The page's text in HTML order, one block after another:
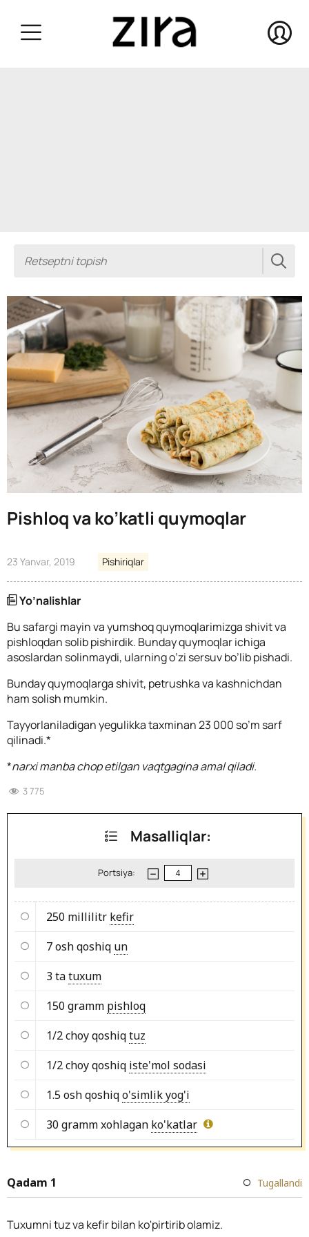
Pishloq va ko’katli quymoqlar
23 Yanvar, 2019 Pishiriqlar
Yo’nalishlar
Bu safargi mayin va yumshoq quymoqlarimizga shivit va
pishloqdan solib pishirdik. Bunday quymoqlar ichiga
asoslardan solinmaydi, ularning o’zi sersuv bo’lib pishadi.
Bunday quymoqlarga shivit, petrushka va kashnichdan
ham solish mumkin.
Tayyorlaniladigan yegulikka taxminan 23 000 so’m sarf
qilinadi.*
*narxi manba chop etilgan vaqtgagina amal qiladi.
3 775
Masalliqlar:
Portsiya:
250 millilitr kefir
7 osh qoshiq un
3 tatuxum
150 gramm pishloq
1/2 choy qoshiqtuz
1/2 choy qoshiq iste'mol sodasi
1.5 osh qoshiqo'simlik yog'i
30 gramm xohlagan ko'katlar
Qadam 1 Tugallandi
Tuxumni tuz va kefir bilan ko'pirtirib olamiz.